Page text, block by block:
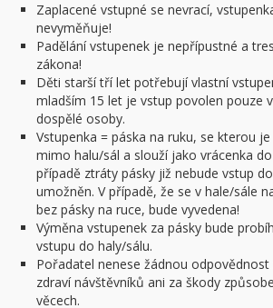
Zaplacené vstupné se nevrací,
nevyměňuje!
Padělání vstupenek je nepřípustné a
zákona!
Děti starší tří let potřebují vlastní
mladším 15 let je vstup povolen pouze
dospělé osoby.
Vstupenka = páska na ruku, se kterou
mimo halu/sál a slouží jako vrácenka
případě ztráty pásky již nebude vstup
umožněn. V případě, že se v hale/sále
bez pásky na ruce, bude vyvedena!
Výměna vstupenek za pásky bude
vstupu do haly/sálu.
Pořadatel nenese žádnou odpovědnost
zdraví návštěvníků ani za škody
věcech.